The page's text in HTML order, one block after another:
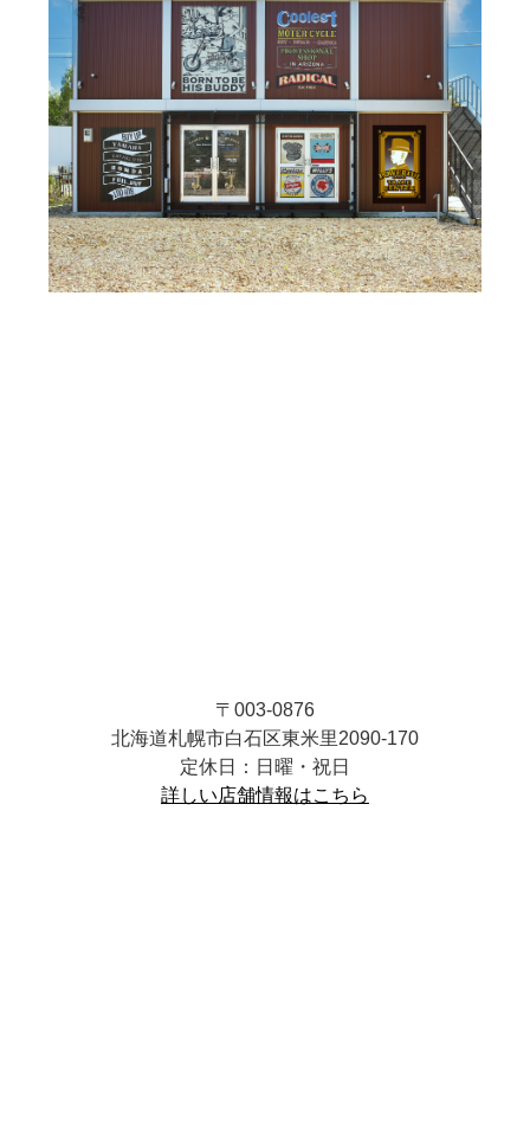
〒003-0876
北海道札幌市白石区東米里2090-170
定休日：日曜・祝日
詳しい店舗情報はこちら